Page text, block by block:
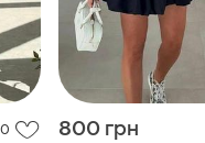
0 800 грн